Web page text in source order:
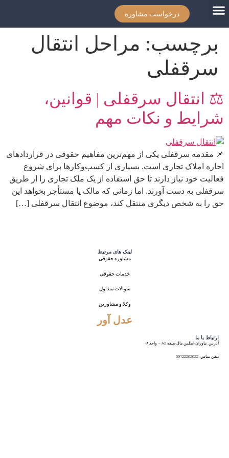
درخواست مشاوره
برچسب: مراحل انتقال
سرقفلی
⚖️ انتقال سرقفلی | قوانین،
شرایط و نکات مهم
📌 مقدمه سرقفلی یکی از مهم‌ترین مفاهیم حقوقی در قراردادهای
اجاره املاک تجاری است. بسیاری از کسب‌وکارها برای شروع
فعالیت خود نیاز دارند تا حق استفاده از یک ملک تجاری را از طریق
سرقفلی به دست آورند. اما زمانی که مالک یا مستأجر بخواهد این
حق را به شخص دیگری منتقل کند، موضوع انتقال سرقفلی […]
لینک های مرتبط
مشاوره حقوقی
خدمات حقوقی
سوالات متداول
وکلا و مشاورین
عدل آور
ارتباط با ما
آدرس: نیاوران-اطلس مال-طبقه A2 – واحد ۰۸
تلفن تماس: 09122202022